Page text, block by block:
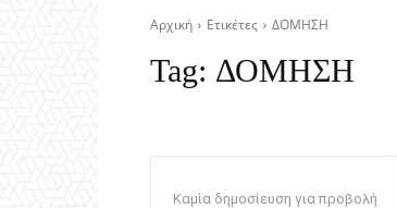
Αρχική Ετικέτες ΔΟΜΗΣΗ
Tag: ΔΟΜΗΣΗ
Καμία δημοσίευση για προβολή